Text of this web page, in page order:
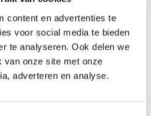
content en advertenties te
voor social media te bieden
te analyseren. Ook delen we
van onze site met onze
adverteren en analyse.
Eiken dubbele rozet
zonder boorgat
onbewerkt
verzonden